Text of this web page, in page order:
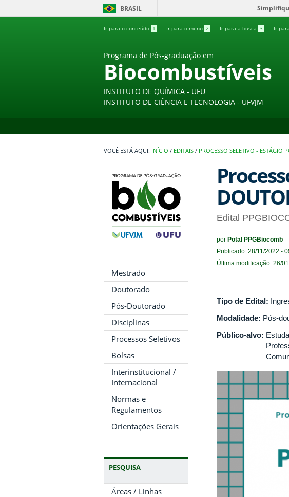
BRASIL
Ir para o conteúdo 1 Ir para o menu 2 Ir para a busca 3 Ir
Programa de Pós-graduação em
Biocombustíveis
INSTITUTO DE QUÍMICA - UFU
INSTITUTO DE CIÊNCIA E TECNOLOGIA - UFVJM
INÍCIO / EDITAIS / PROCESSO SELETIVO - ESTÁGIO
Mestrado
Doutorado
Pós-Doutorado
Disciplinas
Processos Seletivos
Bolsas
Interinstitucional /
Internacional
Normas e
Regulamentos
Orientações Gerais
PESQUISA
Áreas / Linhas
Edital
por Potal PPGBiocomb
Publicado: 28/11/2022 -
Última modificação: 26/
Tipo de Edital:
Modalidade: Pós-
Público-alvo: